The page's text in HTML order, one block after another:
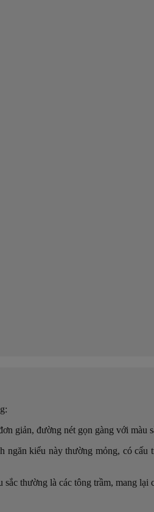
giản, đường nét gọn gàng với màu
ngăn kiểu này thường mỏng, có
thường là các tông trầm, mang lại